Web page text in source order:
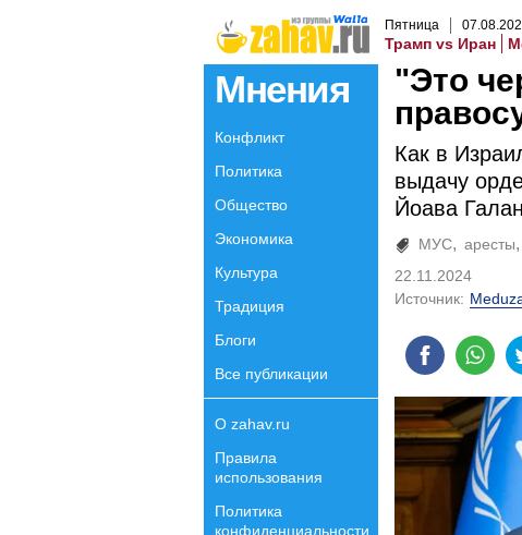
Пятница 07.08.
Трамп vs Иран
Мнения
Конфликт
Политика
Общество
Экономика
Культура
Традиция
Блоги
Все публикации
О zahav.ru
Правила
использования
Политика
конфиденциальности
"Это
Как в
выдачу
Йоава
МУС аресты
22.11.2024
Источник: